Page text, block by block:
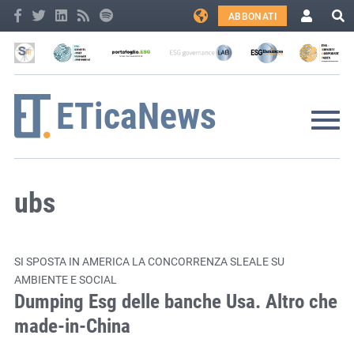
ABBONATI
ubs
SI SPOSTA IN AMERICA LA CONCORRENZA SLEALE SU
AMBIENTE E SOCIAL
Dumping Esg delle banche Usa. Altro che
made-in-China